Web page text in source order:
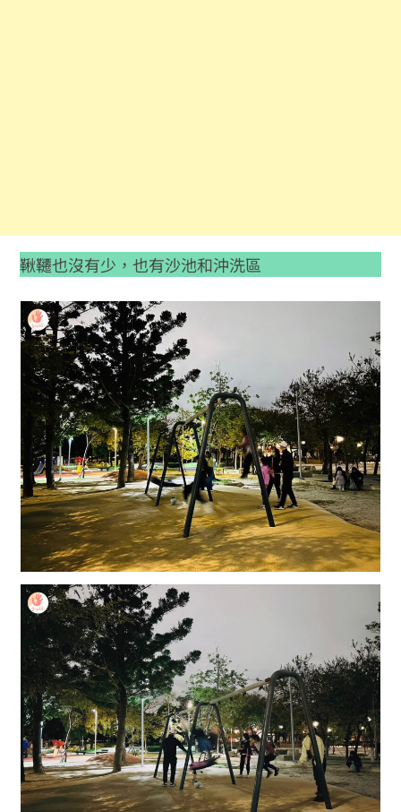
鞦韆也沒有少，也有沙池和沖洗區